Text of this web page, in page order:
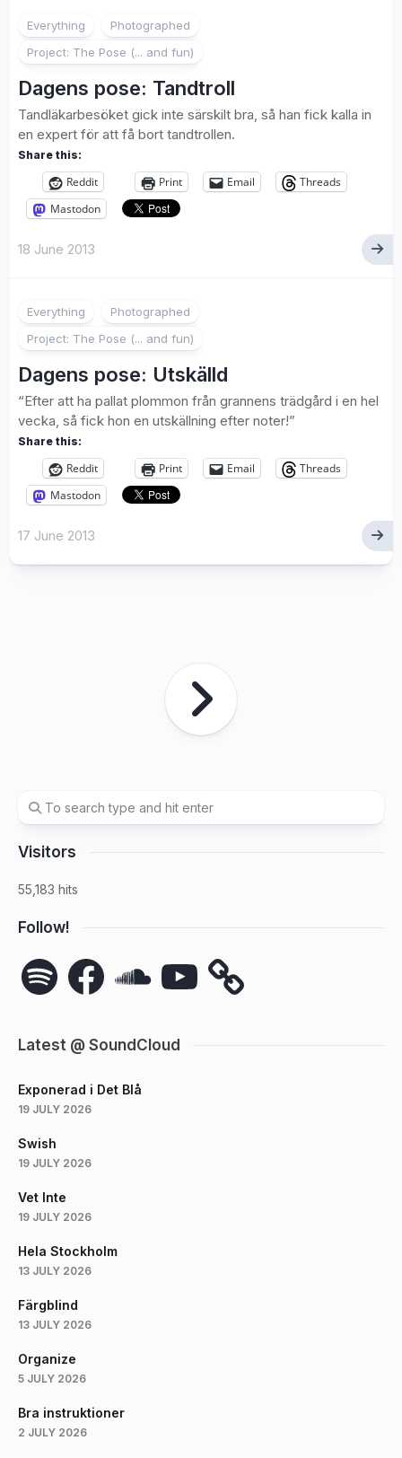
Everything
Photographed
Project: The Pose (... and fun)
Dagens pose: Tandtroll
Tandläkarbesöket gick inte särskilt bra, så han fick kalla in
en expert för att få bort tandtrollen.
Share this:
Reddit Print Email
Threads
Mastodon
18 June 2013
Everything
Photographed
Project: The Pose (... and fun)
Dagens pose: Utskälld
“Efter att ha pallat plommon från grannens trädgård i en hel
vecka, så fick hon en utskällning efter noter!”
Share this:
Reddit Print Email
Threads
Mastodon
17 June 2013
Visitors
55,183 hits
Follow!
Spotify FacebookSoundCloudYouTube
Latest @ SoundCloud
Exponerad i Det Blå
19 JULY 2026
Swish
19 JULY 2026
Vet Inte
19 JULY 2026
Hela Stockholm
13 JULY 2026
Färgblind
13 JULY 2026
Organize
5 JULY 2026
Bra instruktioner
2 JULY 2026